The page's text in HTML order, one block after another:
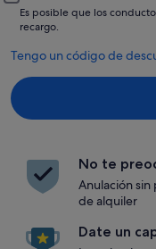
Es posible que los
recargo.
Tengo un código de
No te
Anulación sin
de alquiler
Date un